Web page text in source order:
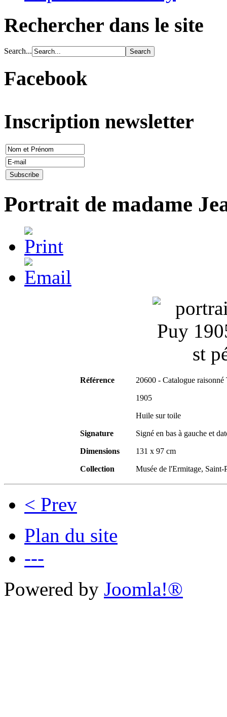
Rechercher dans le site
Search...
Facebook
Inscription newsletter
Portrait de madame
Référence 20600 - Catalogue raisonné
1905
Huile sur toile
Signature Signé en bas à gauche et
Dimensions 131 x 97 cm
Collection Musée de l'Ermitage, Saint-
< Prev
Plan du site
---
Powered by Joomla!®